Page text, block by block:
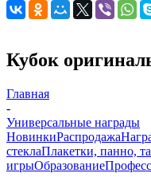
Кубок
Главная
-
Универсальные награды
НовинкиРаспродажа
стеклаПлакетки, панно,
игрыОбразование